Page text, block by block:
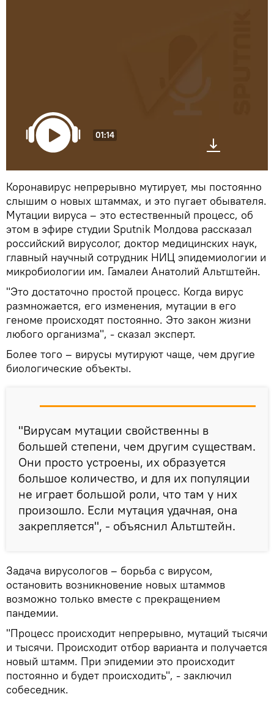
01:14
Коронавирус непрерывно мутирует, мы постоянно
слышим о новых штаммах, и это пугает обывателя.
Мутации вируса – это естественный процесс, об
этом в эфире студии Sputnik Молдова рассказал
российский вирусолог, доктор медицинских наук,
главный научный сотрудник НИЦ эпидемиологии и
микробиологии им. Гамалеи Анатолий Альтштейн.
"Это достаточно простой процесс. Когда вирус
размножается, его изменения, мутации в его
геноме происходят постоянно. Это закон жизни
любого организма", - сказал эксперт.
Более того – вирусы мутируют чаще, чем другие
биологические объекты.
"Вирусам мутации свойственны в
большей степени, чем другим существам.
Они просто устроены, их образуется
большое количество, и для их популяции
не играет большой роли, что там у них
произошло. Если мутация удачная, она
закрепляется", - объяснил Альтштейн.
Задача вирусологов – борьба с вирусом,
остановить возникновение новых штаммов
возможно только вместе с прекращением
пандемии.
"Процесс происходит непрерывно, мутаций тысячи
и тысячи. Происходит отбор варианта и получается
новый штамм. При эпидемии это происходит
постоянно и будет происходить", - заключил
собеседник.